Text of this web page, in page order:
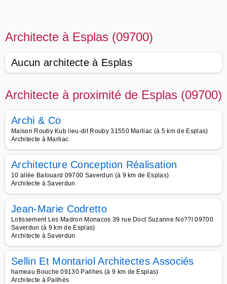
Architecte à Esplas (09700)
Aucun architecte à Esplas
Architecte à proximité de Esplas (09700)
Archi & Co
Maison Rouby Kub lieu-dit Rouby 31550 Marliac (à 5 km de Esplas)
Architecte à Marliac
Architecture Conception Réalisation
10 allée Balouard 09700 Saverdun (à 9 km de Esplas)
Architecte à Saverdun
Jean-Marie Codretto
Lotissement Les Madron Monacos 39 rue Doct Suzanne No??l 09700
Saverdun (à 9 km de Esplas)
Architecte à Saverdun
Sellin Et Montariol Architectes Associés
hameau Bouche 09130 Pailhes (à 9 km de Esplas)
Architecte à Pailhès